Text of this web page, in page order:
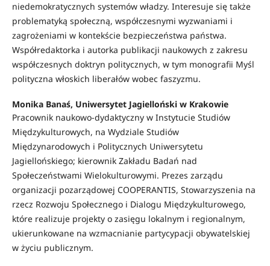
niedemokratycznych systemów władzy. Interesuje się także
problematyką społeczną, współczesnymi wyzwaniami i
zagrożeniami w kontekście bezpieczeństwa państwa.
Współredaktorka i autorka publikacji naukowych z zakresu
współczesnych doktryn politycznych, w tym monografii Myśl
polityczna włoskich liberałów wobec faszyzmu.
Monika Banaś, Uniwersytet Jagielloński w Krakowie
Pracownik naukowo-dydaktyczny w Instytucie Studiów
Międzykulturowych, na Wydziale Studiów
Międzynarodowych i Politycznych Uniwersytetu
Jagiellońskiego; kierownik Zakładu Badań nad
Społeczeństwami Wielokulturowymi. Prezes zarządu
organizacji pozarządowej COOPERANTIS, Stowarzyszenia na
rzecz Rozwoju Społecznego i Dialogu Międzykulturowego,
które realizuje projekty o zasięgu lokalnym i regionalnym,
ukierunkowane na wzmacnianie partycypacji obywatelskiej
w życiu publicznym.